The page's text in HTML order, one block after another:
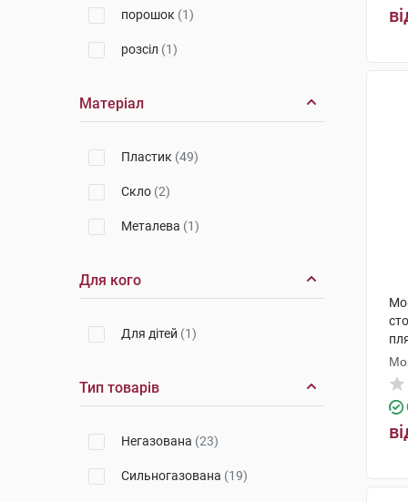
Медаква (1)
Гідрогеолог
порошок (1)
розсіл (1)
Матеріал
Пластик (49)
Cкло (2)
Металева (1)
Для кого
Для дітей (1)
Тип товарів
Негазована (23)
Сильногазована (19)